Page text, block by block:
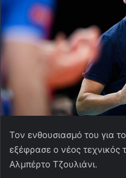
Τον ενθουσιασμό του για
εξέφρασε ο νέος
Αλμπέρτο Τζουλιάνι.